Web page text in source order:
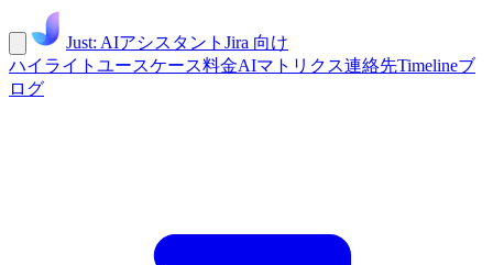
Just: AIアシスタント Jira 向け
ハイライト ユースケース料金AIマトリクス連絡先Timelineブ
ログ